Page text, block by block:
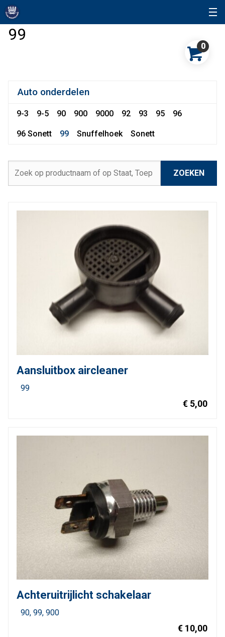
99
0
Auto onderdelen
9-3 9-5 90 900 9000 92 93 95 96
96 Sonett 99 Snuffelhoek Sonett
Aansluitbox aircleaner
99
€ 5,00
Achteruitrijlicht schakelaar
90 99 900
€ 10,00